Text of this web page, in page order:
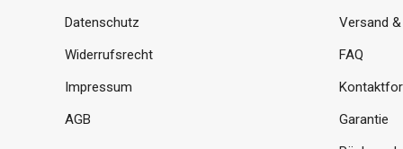
Datenschutz
Widerrufsrecht
Impressum
AGB
Versand
FAQ
Garantie